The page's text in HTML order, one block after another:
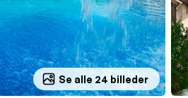
Se alle 24 billeder